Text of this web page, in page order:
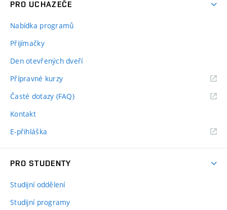
PRO UCHAZEČE
Nabídka programů
Přijímačky
Den otevřených dveří
Přípravné kurzy
Časté dotazy (FAQ)
Kontakt
E-přihláška
PRO STUDENTY
Studijní oddělení
Studijní programy